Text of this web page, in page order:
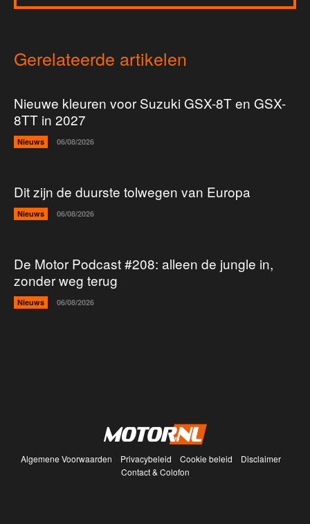
Gerelateerde artikelen
Nieuwe kleuren voor Suzuki GSX-8T en GSX-
8TT in 2027
Nieuws 06/08/2026
Dit zijn de duurste tolwegen van Europa
Nieuws 06/08/2026
De Motor Podcast #208: alleen de jungle in,
zonder weg terug
Nieuws 06/08/2026
Algemene Voorwaarden Privacybeleid Cookie beleid
Disclaimer
Contact & Colofon